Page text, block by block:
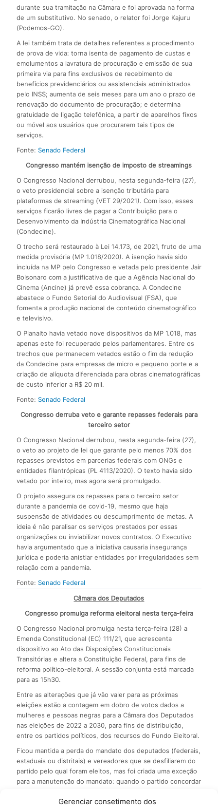
Gerenciar consetimento dos
durante sua tramitação na Câmara e foi aprovada na forma
de um substitutivo. No senado, o relator foi Jorge Kajuru
(Podemos-GO).
A lei também trata de detalhes referentes a procedimento
de prova de vida: torna isenta de pagamento de custas e
emolumentos a lavratura de procuração e emissão de sua
primeira via para fins exclusivos de recebimento de
benefícios previdenciários ou assistenciais administrados
pelo INSS; aumenta de seis meses para um ano o prazo de
renovação do documento de procuração; e determina
gratuidade de ligação telefônica, a partir de aparelhos fixos
ou móvel aos usuários que procurarem tais tipos de
serviços.
Fonte: Senado Federal
Congresso mantém isenção de imposto de streamings
O Congresso Nacional derrubou, nesta segunda-feira (27),
o veto presidencial sobre a isenção tributária para
plataformas de streaming (VET 29/2021). Com isso, esses
serviços ficarão livres de pagar a Contribuição para o
Desenvolvimento da Indústria Cinematográfica Nacional
(Condecine).
O trecho será restaurado à Lei 14.173, de 2021, fruto de uma
medida provisória (MP 1.018/2020). A isenção havia sido
incluída na MP pelo Congresso e vetada pelo presidente Jair
Bolsonaro com a justificativa de que a Agência Nacional do
Cinema (Ancine) já prevê essa cobrança. A Condecine
abastece o Fundo Setorial do Audiovisual (FSA), que
fomenta a produção nacional de conteúdo cinematográfico
e televisivo.
O Planalto havia vetado nove dispositivos da MP 1.018, mas
apenas este foi recuperado pelos parlamentares. Entre os
trechos que permanecem vetados estão o fim da redução
da Condecine para empresas de micro e pequeno porte e a
criação de alíquota diferenciada para obras cinematográficas
de custo inferior a R$ 20 mil.
Fonte: Senado Federal
Congresso derruba veto e garante repasses federais para
terceiro setor
O Congresso Nacional derrubou, nesta segunda-feira (27),
o veto ao projeto de lei que garante pelo menos 70% dos
repasses previstos em parcerias federais com ONGs e
entidades filantrópicas (PL 4113/2020). O texto havia sido
vetado por inteiro, mas agora será promulgado.
O projeto assegura os repasses para o terceiro setor
durante a pandemia de covid-19, mesmo que haja
suspensão de atividades ou descumprimento de metas. A
ideia é não paralisar os serviços prestados por essas
organizações ou inviabilizar novos contratos. O Executivo
havia argumentado que a iniciativa causaria insegurança
jurídica e poderia anistiar entidades por irregularidades sem
relação com a pandemia.
Fonte: Senado Federal
Câmara dos Deputados
Congresso promulga reforma eleitoral nesta terça-feira
O Congresso Nacional promulga nesta terça-feira (28) a
Emenda Constitucional (EC) 111/21, que acrescenta
dispositivo ao Ato das Disposições Constitucionais
Transitórias e altera a Constituição Federal, para fins de
reforma político-eleitoral. A sessão conjunta está marcada
para as 15h30.
Entre as alterações que já vão valer para as próximas
eleições estão a contagem em dobro de votos dados a
mulheres e pessoas negras para a Câmara dos Deputados
nas eleições de 2022 a 2030, para fins de distribuição,
entre os partidos políticos, dos recursos do Fundo Eleitoral.
Ficou mantida a perda do mandato dos deputados (federais,
estaduais ou distritais) e vereadores que se desfiliarem do
partido pelo qual foram eleitos, mas foi criada uma exceção
para a manutenção do mandato: quando o partido concordar
Além disso, a partir das eleições de 2026, a posse do